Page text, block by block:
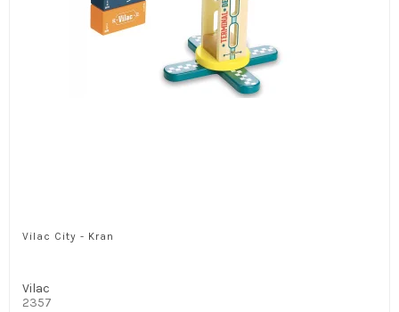
Vilac City - Kran
Vilac
2357